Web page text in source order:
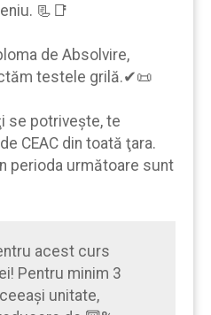
📃📑
de Absolvire,
testele grilă.✔📜
se potrivește, te
CEAC din toată ţara.
perioda următoare sunt
acest curs
Pentru minim 3
unitate,